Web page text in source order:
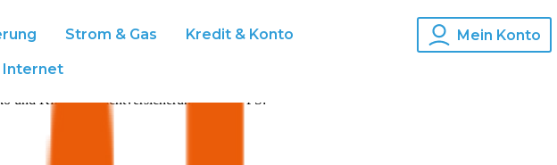
Strom & Gas Kredit & Konto
Internet
Mein Konto
und Kfz-Haftpflichtversicherung für300PS: